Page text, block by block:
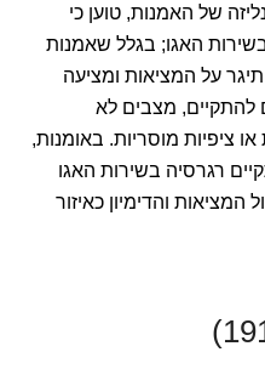
של האמנות, טוען כי
האגו; בגלל שאמנות
על המציאות ומציעה
להתקיים, מצבים לא
ציפיות מוסריות. באומנות,
רגרסיה בשירות האגו
המציאות והדימיון כאיזור